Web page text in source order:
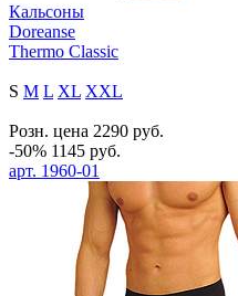
Кальсоны
Doreanse
Thermo Classic
S M L XL XXL
Розн. цена 2290 руб.
-50% 1145 руб.
арт. 1960-01